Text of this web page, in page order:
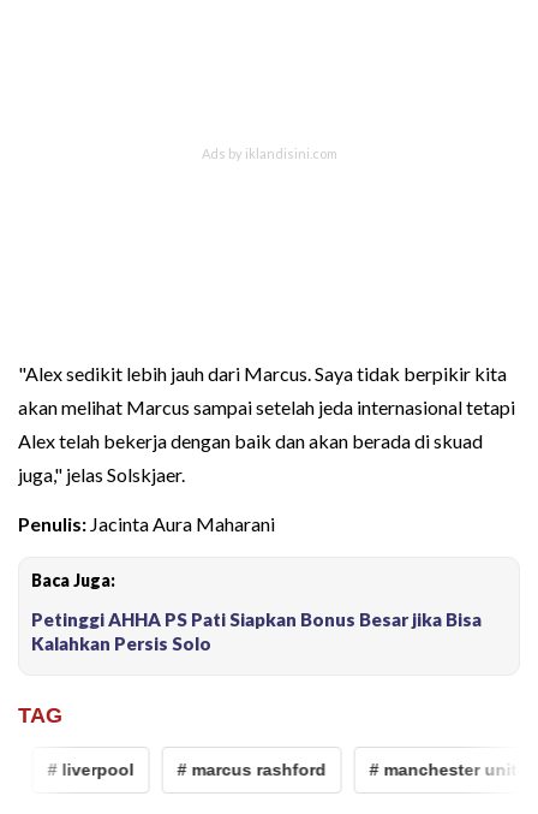
"Alex sedikit lebih jauh dari Marcus. Saya tidak berpikir kita
akan melihat Marcus sampai setelah jeda internasional tetapi
Alex telah bekerja dengan baik dan akan berada di skuad
juga," jelas Solskjaer.
Penulis: Jacinta Aura Maharani
Baca Juga:
Petinggi AHHA PS Pati Siapkan Bonus Besar jika Bisa
Kalahkan Persis Solo
TAG
# liverpool # marcus rashford # manchester united